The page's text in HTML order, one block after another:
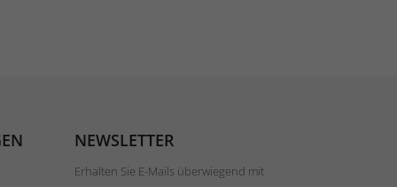
NEWSLETTER
Erhalten Sie E-Mails überwiegend mit